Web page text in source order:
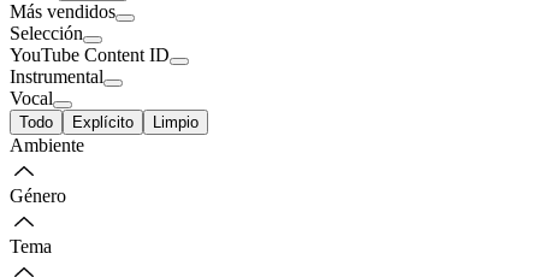
Más vendidos
Selección
YouTube Content ID
Instrumental
Vocal
Todo Explícito Limpio
Ambiente
Género
Tema